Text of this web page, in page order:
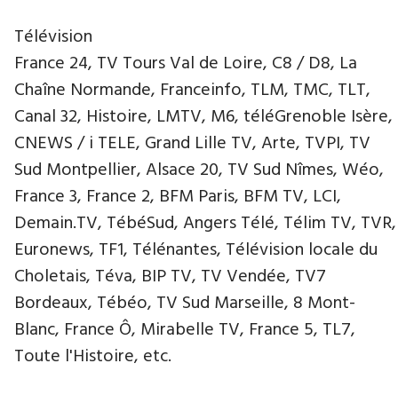
Télévision
France 24, TV Tours Val de Loire, C8 / D8, La
Chaîne Normande, Franceinfo, TLM, TMC, TLT,
Canal 32, Histoire, LMTV, M6, téléGrenoble Isère,
CNEWS / i TELE, Grand Lille TV, Arte, TVPI, TV
Sud Montpellier, Alsace 20, TV Sud Nîmes, Wéo,
France 3, France 2, BFM Paris, BFM TV, LCI,
Demain.TV, TébéSud, Angers Télé, Télim TV, TVR,
Euronews, TF1, Télénantes, Télévision locale du
Choletais, Téva, BIP TV, TV Vendée, TV7
Bordeaux, Tébéo, TV Sud Marseille, 8 Mont-
Blanc, France Ô, Mirabelle TV, France 5, TL7,
Toute l'Histoire, etc.